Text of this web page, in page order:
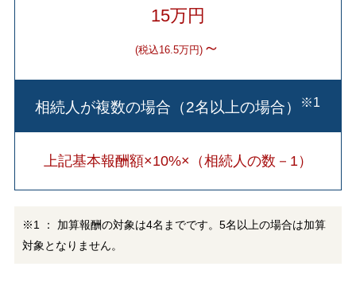
15万円
(税込16.5万円) ～
相続人が複数の場合（2名以上の場合） ※1
上記基本報酬額×10%×（相続人の数－1）
※1 ： 加算報酬の対象は4名までです。5名以上の場合は加算
対象となりません。